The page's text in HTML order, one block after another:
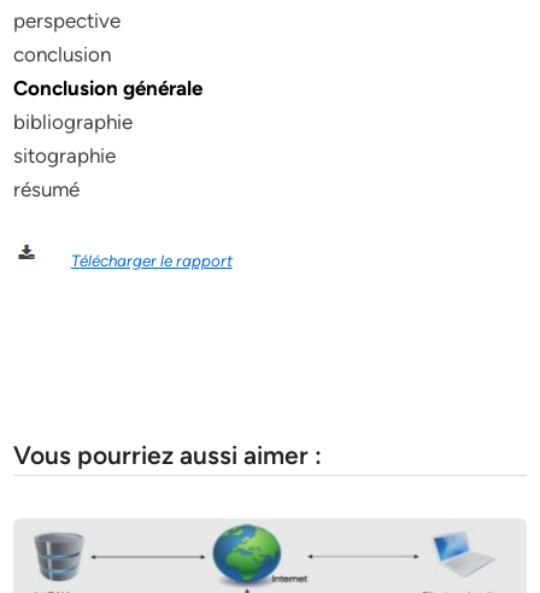
perspective
conclusion
Conclusion générale
bibliographie
sitographie
résumé
Télécharger le rapport
Vous pourriez aussi aimer :